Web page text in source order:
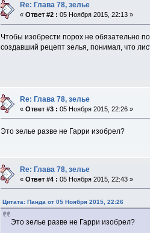
Re: Глава 78, зелье
«Ответ #2 : 05 Ноября 2015, 22:13 »
Чтобы изобрести порох не обязательно
создавший рецепт зелья, понимал, что
Re: Глава 78, зелье
«Ответ #3 : 05 Ноября 2015, 22:26 »
Это зелье разве не Гарри изобрел?
Re: Глава 78, зелье
«Ответ #4 : 05 Ноября 2015, 22:43 »
Цитата: Панда от 05 Ноября 2015, 22:26
Это зелье разве не Гарри изобрел?